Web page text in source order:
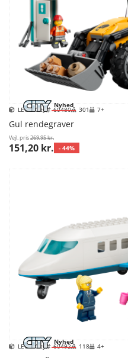
Nyhed
LEGO City 60480 301 7+
Gul rendegraver
Vejl. pris269,95 kr.
151,20 kr. - 44%
Nyhed
LEGO City 60492 118 4+